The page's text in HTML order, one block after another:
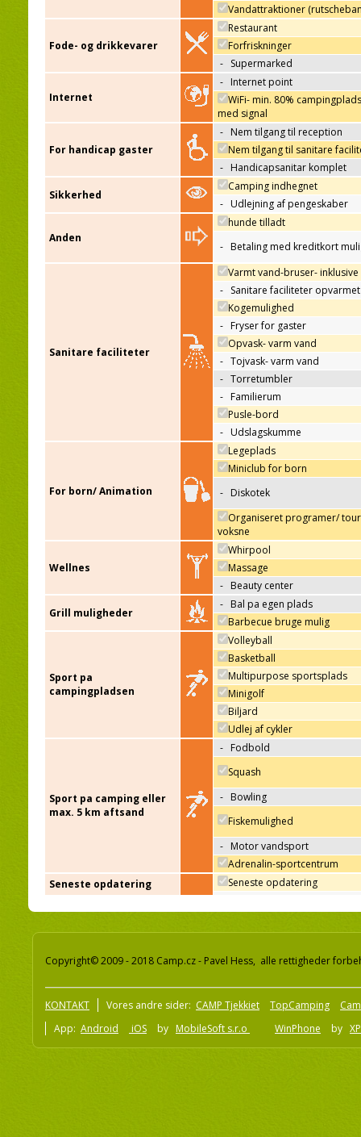
Vandattraktioner
Fode- og drikkevarer
Restaurant
Forfriskninger
- Supermarked
Internet
- Internet point
WiFi- min. 80%
med signal
For handicap gaster
- Nem tilgang til reception
Nem tilgang til sanitare
- Handicapsanitar komplet
Sikkerhed
Camping indhegnet
- Udlejning af pengeskaber
Anden
hunde tilladt
- Betaling med kreditkort
Sanitare faciliteter
Varmt vand-bruser- inklusive
- Sanitare faciliteter opvarmet
Kogemulighed
- Fryser for gaster
Opvask- varm vand
- Tojvask- varm vand
- Torretumbler
- Familierum
Pusle-bord
- Udslagskumme
For born/ Animation
Legeplads
Miniclub for born
- Diskotek
Organiseret programer/
voksne
Wellnes
Whirpool
Massage
- Beauty center
Grill muligheder
- Bal pa egen plads
Barbecue bruge mulig
Sport pa
campingpladsen
Volleyball
Basketball
Multipurpose sportsplads
Minigolf
Biljard
Udlej af cykler
Sport pa camping eller
max. 5 km aftsand
- Fodbold
Squash
- Bowling
Fiskemulighed
- Motor vandsport
Adrenalin-sportcentrum
Seneste opdatering
Seneste opdatering
Copyright© 2009 - 2018 Camp.cz - Pavel Hess, alle rettigheder
KONTAKT Vores andre sider: CAMP Tjekkiet TopCamping
App: Android iOS by MobileSoft s.r.o WinPhone by